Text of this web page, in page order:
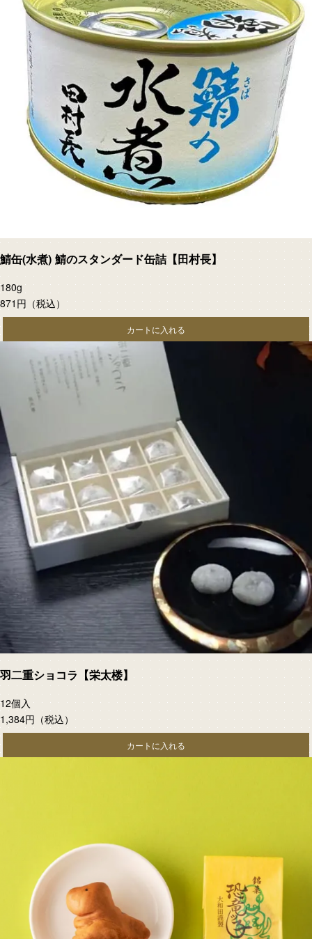
鯖缶(水煮) 鯖のスタンダード缶詰【田村長】
180g
871円 （税込）
カートに入れる
羽二重ショコラ【栄太楼】
12個入
1,384円 （税込）
カートに入れる